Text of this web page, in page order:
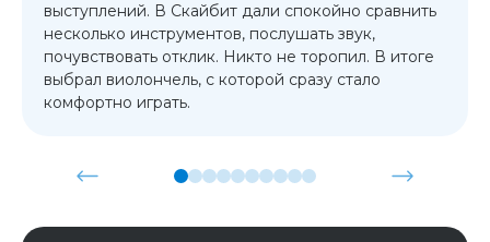
выступлений. В Скайбит дали спокойно сравнить
несколько инструментов, послушать звук,
почувствовать отклик. Никто не торопил. В итоге
выбрал виолончель, с которой сразу стало
комфортно играть.